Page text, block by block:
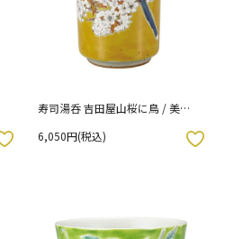
寿司湯呑 吉田屋山桜に鳥 / 美山
6,050円(税込)
お気に入りボタン